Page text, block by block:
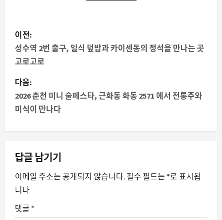
게
시
내
비
게
이
션
이전:
성수역 2번 출구, 일식 덮밥과 카이센동의 정석을 만나는 곳
고로고로
다음:
2026 춘천 미니 술페스타, 근화동 화동 2571 에서 전통주와
미식이 만나다
답글 남기기
이메일 주소는 공개되지 않습니다. 필수 필드는 *로 표시됩
니다
댓글 *